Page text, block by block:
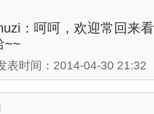
：呵呵，欢迎常回来
~~
表时间：2014-04-30 21:32